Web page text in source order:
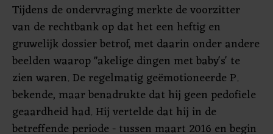
Tijdens de ondervraging merkte de voorzitter
van de rechtbank op dat het een heftig en
gruwelijk dossier betrof, met daarin onder andere
beelden waarop "akelige dingen met baby's' te
zien waren. De regelmatig geëmotioneerde P.
bekende, maar benadrukte dat hij geen pedofiele
geaardheid had. Hij vertelde dat hij in de
betreffende periode - tussen maart 2016 en begin